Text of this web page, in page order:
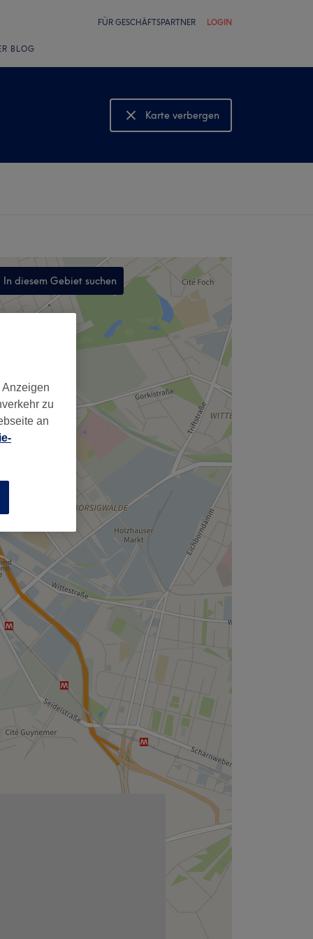
FÜR GESCHÄFTSPARTNER LOGIN
BLOG
Karte verbergen
Karte anzeigen
In diesem Gebiet suchen
,
zu
an